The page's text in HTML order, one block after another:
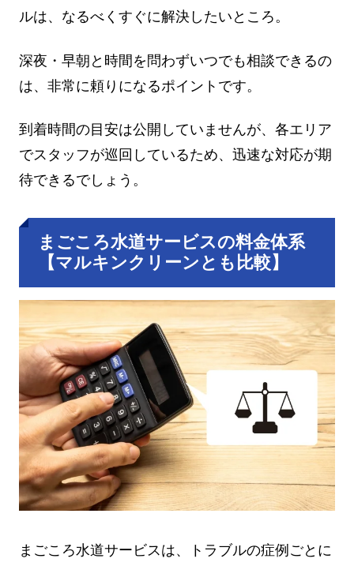
ルは、なるべくすぐに解決したいところ。
深夜・早朝と時間を問わずいつでも相談できるの
は、非常に頼りになるポイントです。
到着時間の目安は公開していませんが、各エリア
でスタッフが巡回しているため、迅速な対応が期
待できるでしょう。
まごころ水道サービスの料金体系
【マルキンクリーンとも比較】
まごころ水道サービスは、トラブルの症例ごとに